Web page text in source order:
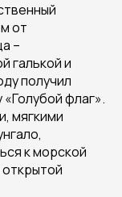
от
–
галькой и
получил
флаг».
мягкими
к морской